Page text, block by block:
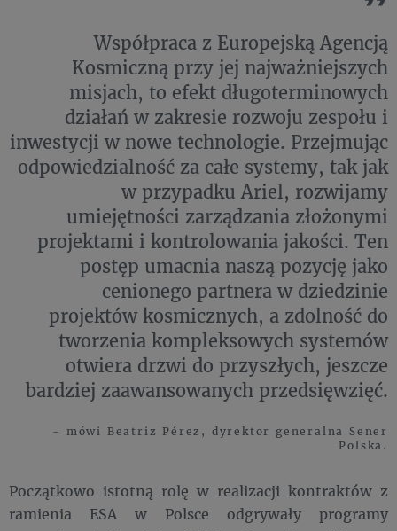
Współpraca z Europejską Agencją
Kosmiczną przy jej najważniejszych
misjach, to efekt długoterminowych
działań w zakresie rozwoju zespołu i
inwestycji w nowe technologie. Przejmując
odpowiedzialność za całe systemy, tak jak
w przypadku Ariel, rozwijamy
umiejętności zarządzania złożonymi
projektami i kontrolowania jakości. Ten
postęp umacnia naszą pozycję jako
cenionego partnera w dziedzinie
projektów kosmicznych, a zdolność do
tworzenia kompleksowych systemów
otwiera drzwi do przyszłych, jeszcze
bardziej zaawansowanych przedsięwzięć.
- mówi Beatriz Pérez, dyrektor generalna Sener
Polska.
Początkowo istotną rolę w realizacji kontraktów z
ramienia ESA w Polsce odgrywały programy